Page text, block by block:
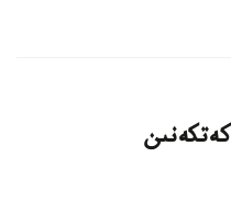
كەتكەنىن